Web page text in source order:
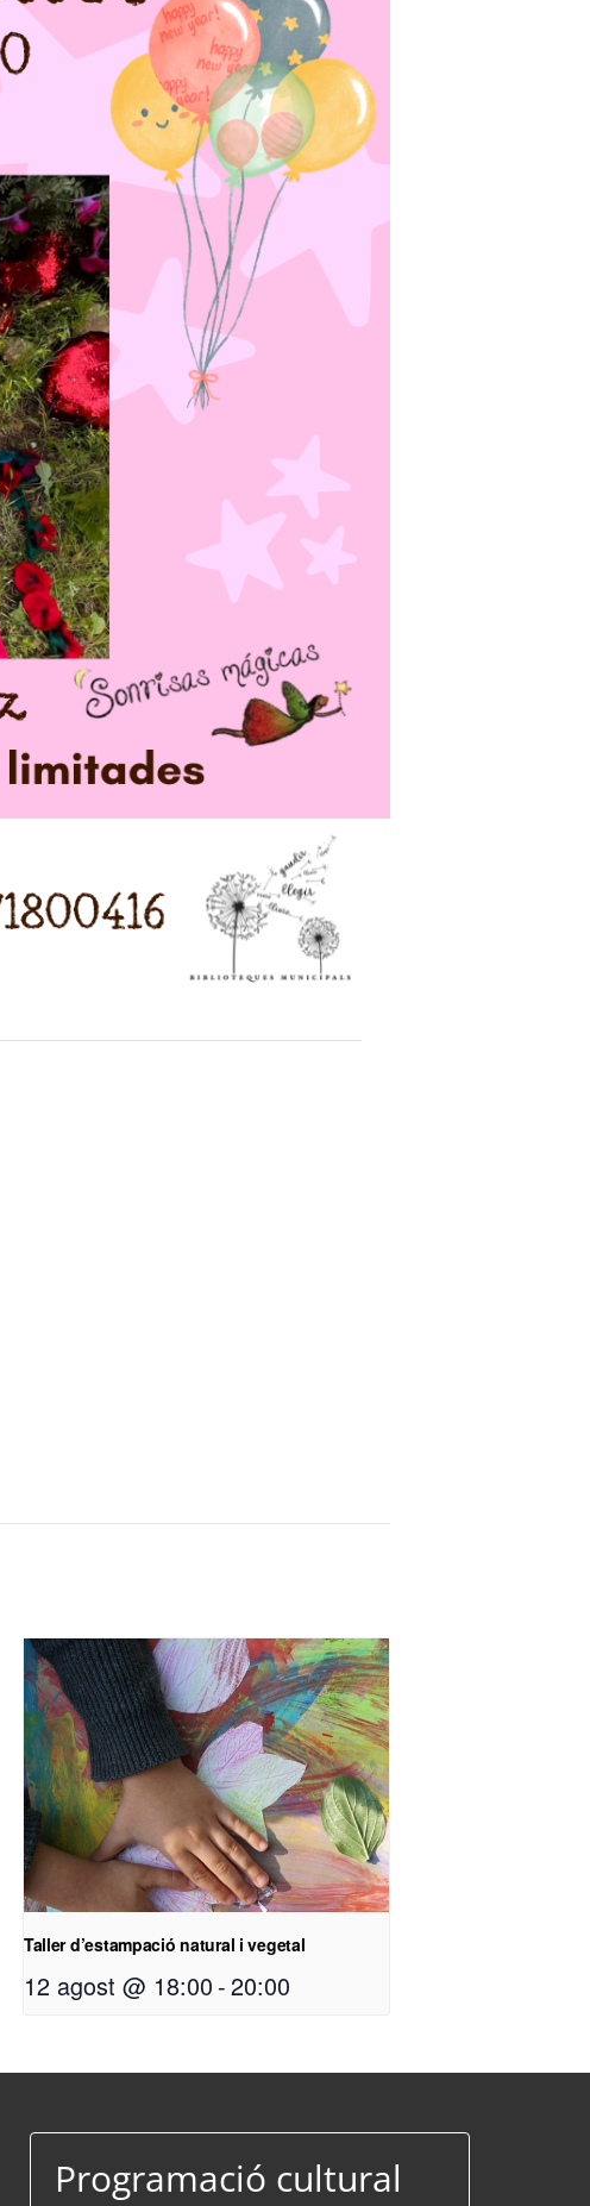
Taller d’estampació natural i vegetal
12 agost @ 18:00 -20:00
Programació cultural